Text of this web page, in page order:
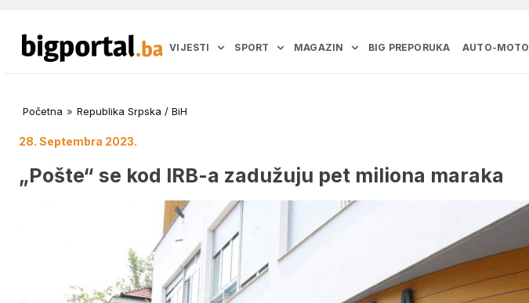
VIJESTI SPORT MAGAZIN BIG PREPORUKA AUTO-MOTO
Početna » Republika Srpska / BiH
28. Septembra 2023.
„Pošte“ se kod IRB-a zadužuju pet miliona maraka